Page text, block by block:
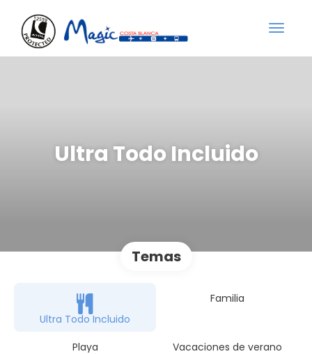
Ultra Todo Incluido
Temas
Ultra Todo Incluido
Familia
Playa Vacaciones de verano